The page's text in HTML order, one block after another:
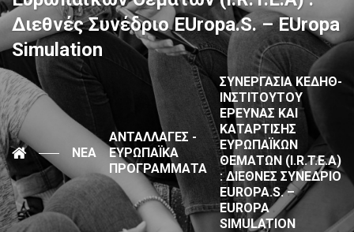
Διεθνές Συνέδριο EUropa.S. – EUropa
Simulation
ΝΈΑ
ΑΝΤΑΛΛΑΓΈΣ -
ΕΥΡΩΠΑΪΚΆ
ΠΡΟΓΡΆΜΜΑΤΑ
ΣΥΝΕΡΓΑΣΊΑ ΚΕΔΗΘ-
ΙΝΣΤΙΤΟΎΤΟΥ
ΈΡΕΥΝΑΣ ΚΑΙ
ΚΑΤΆΡΤΙΣΗΣ
ΕΥΡΩΠΑΪΚΏΝ
ΘΕΜΆΤΩΝ (I.R.T.E.A)
: ΔΙΕΘΝΈΣ ΣΥΝΈΔΡΙΟ
EUROPA.S. –
EUROPA
SIMULATION